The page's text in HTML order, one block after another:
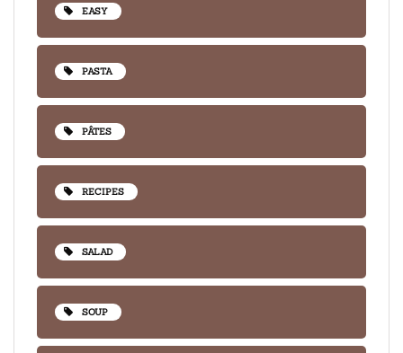
EASY
PASTA
PÂTES
RECIPES
SALAD
SOUP